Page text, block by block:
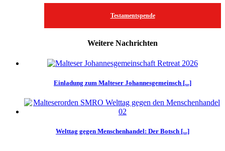
Testamentspende
Weitere Nachrichten
Einladung zum Malteser Johannesgemeinsch [...]
Welttag gegen Menschenhandel: Der Botsch [...]